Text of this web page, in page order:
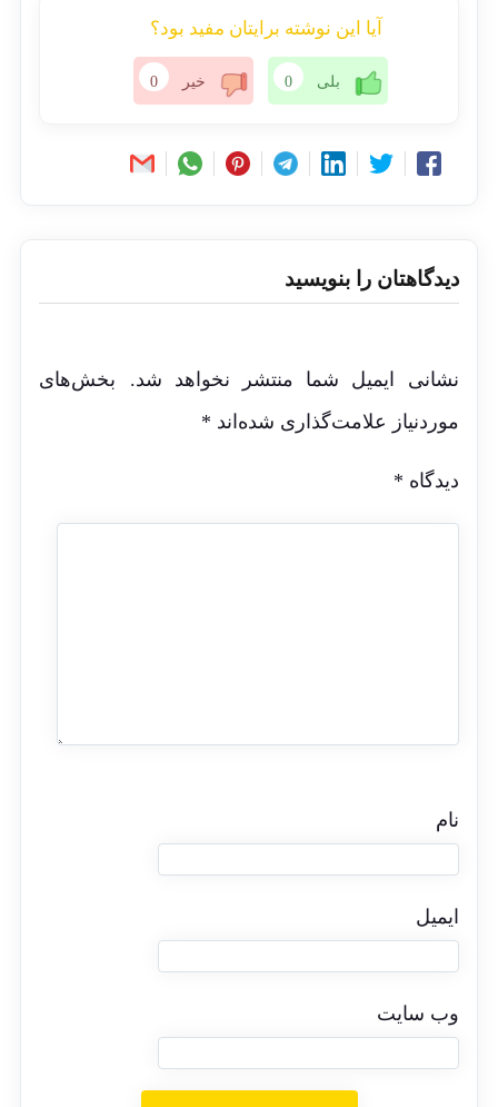
آیا این نوشته برایتان مفید بود؟
بلی 0 خیر 0
دیدگاهتان را بنویسید
نشانی ایمیل شما منتشر نخواهد شد.
بخش‌های
موردنیاز علامت‌گذاری شده‌اند *
دیدگاه *
نام
ایمیل
وب‌ سایت